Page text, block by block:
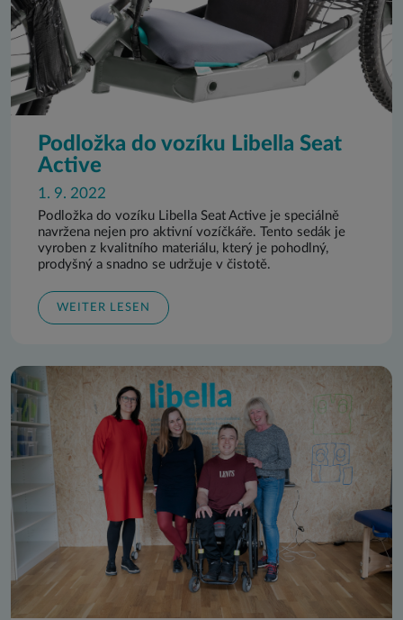
Podložka do vozíku Libella Seat
Active
1. 9. 2022
Podložka do vozíku Libella Seat Active je speciálně
navržena nejen pro aktivní vozíčkáře. Tento sedák je
vyroben z kvalitního materiálu, který je pohodlný,
prodyšný a snadno se udržuje v čistotě.
WEITER LESEN